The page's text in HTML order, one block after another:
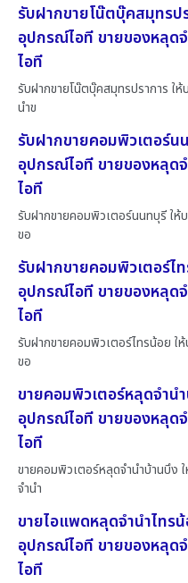
รับฝากขายโน๊ตบุ๊คสมุทรป
อุปกรณ์ไอที ขายของหลุด
ไอที
รับฝากขายโน๊ตบุ๊คสมุทรปราการ ใ
นำข
รับฝากขายคอมพิวเตอร์น
อุปกรณ์ไอที ขายของหลุด
ไอที
รับฝากขายคอมพิวเตอร์นนทบุรี ให้
ขอ
รับฝากขายคอมพิวเตอร์ไ
อุปกรณ์ไอที ขายของหลุด
ไอที
รับฝากขายคอมพิวเตอร์ไทรน้อย ใ
ขอ
ขายคอมพิวเตอร์หลุดจำน
อุปกรณ์ไอที ขายของหลุด
ไอที
ขายคอมพิวเตอร์หลุดจำนำบ้านบึง
จำนำ
ขายไอแพดหลุดจำนำไทร
อุปกรณ์ไอที ขายของหลุด
ไอที